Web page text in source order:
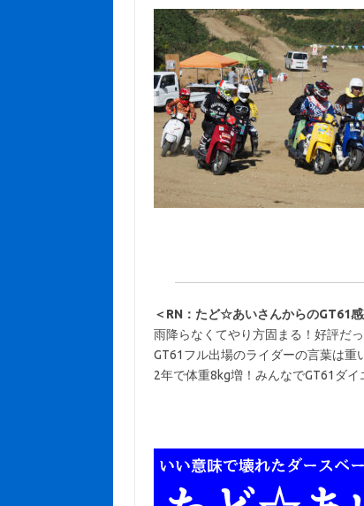
＜RN：たど☆あいさんからのGT61感
雨降らなくてやり方固まる！好評だ
GT61フル出場のライダーの言葉は重
2年で体重8kg増！みんなでGT61ダイ